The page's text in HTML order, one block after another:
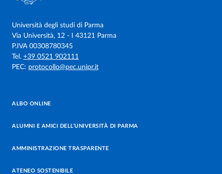
Università degli studi di Parma
Via Università, 12 - I 43121 Parma
P.IVA 00308780345
Tel. +39 0521 902111
PEC: protocollo@pec.unipr.it
ALBO ONLINE
ALUMNI E AMICI DELL’UNIVERSITÀ DI PARMA
AMMINISTRAZIONE TRASPARENTE
ATENEO SOSTENIBILE